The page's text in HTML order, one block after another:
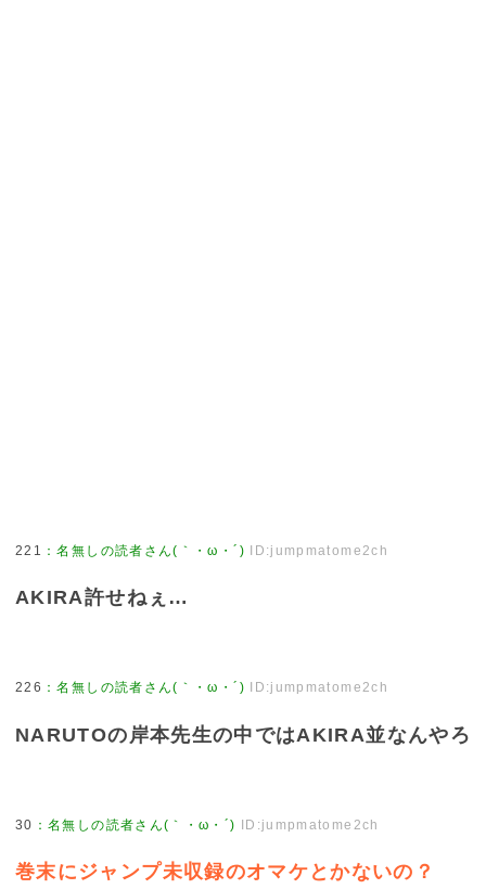
221 ：名無しの読者さん(｀・ω・´) ID:jumpmatome2ch
AKIRA許せねぇ…
226 ：名無しの読者さん(｀・ω・´) ID:jumpmatome2ch
NARUTOの岸本先生の中ではAKIRA並なんやろ
30 ：名無しの読者さん(｀・ω・´) ID:jumpmatome2ch
巻末にジャンプ未収録のオマケとかないの？